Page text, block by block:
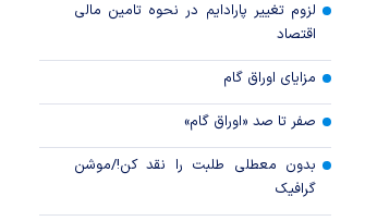
لزوم تغییر پارادایم در نحوه تامین مالی
اقتصاد
مزایای اوراق گام
صفر تا صد «اوراق گام»
بدون معطلی طلبت را نقد کن!/موشن
گرافیک